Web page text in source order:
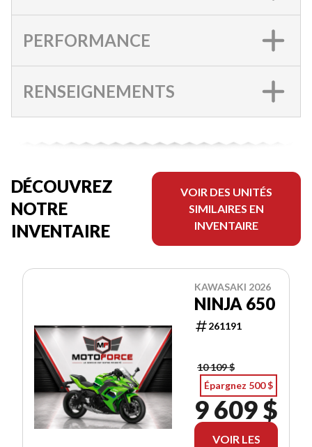
PERFORMANCE
RENSEIGNEMENTS
DÉCOUVREZ
NOTRE
INVENTAIRE
VOIR DES UNITÉS
SIMILAIRES EN
INVENTAIRE
KAWASAKI 2026
NINJA 650
261191
10 109 $
Épargnez 500 $
9 609 $
VOIR LES